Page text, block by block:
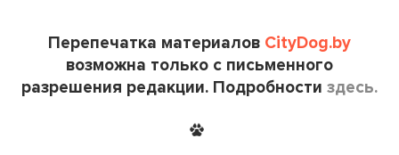
Перепечатка материалов CityDog.by
возможна только с письменного
разрешения редакции. Подробности здесь.